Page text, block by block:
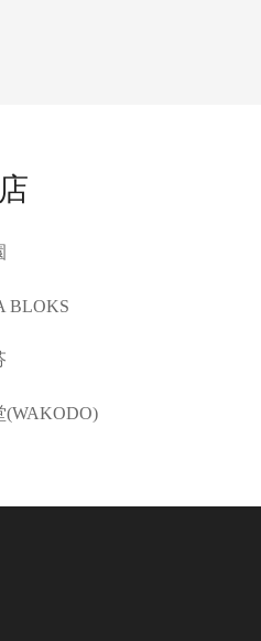
BLOKS
(WAKODO)